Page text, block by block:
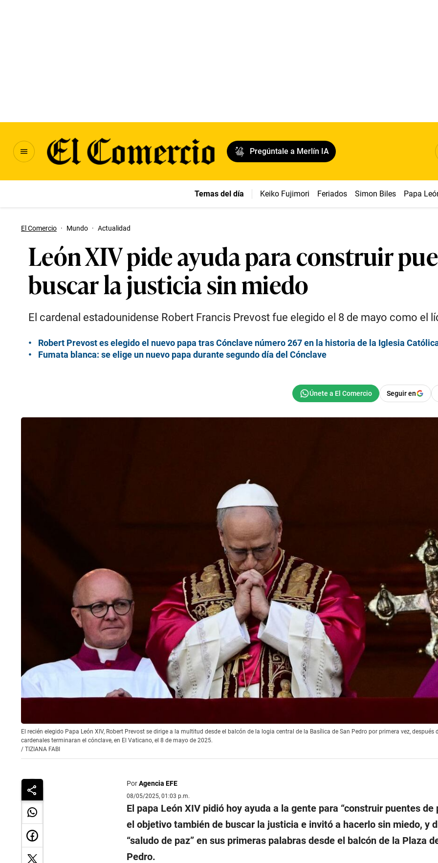
Pregúntale a Merlín IA
Temas del día Keiko Fujimori Feriados Simon Biles Papa
El Comercio · Mundo · Actualidad
León XIV pide ayuda para construir
buscar la justicia sin miedo
El cardenal estadounidense Robert Francis Prevost fue elegido el 8 de mayo como el
Robert Prevost es elegido el nuevo papa tras Cónclave número 267 en la historia de la Iglesia
Fumata blanca: se elige un nuevo papa durante segundo día del Cónclave
Seguir en
El recién elegido Papa León XIV, Robert Prevost se dirige a la multitud desde el balcón de la logia central de la Basílica de San Pedro por primera vez, después
cardenales terminaran el cónclave, en El Vaticano, el 8 de mayo de 2025.
/ TIZIANA FABI
PorAgencia EFE
08/05/2025, 01:03 p.m.
El papa León XIV pidió hoy ayuda a la gente para “construir puentes de
el objetivo también de buscar la justicia e invitó a hacerlo sin miedo, y
“saludo de paz” en sus primeras palabras desde el balcón de la Plaza
Pedro.